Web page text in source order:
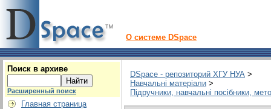
О системе DSpace
Поиск в архиве
Расширенный поиск
Главная страница
DSpace - репозиторий ХГУ НУА >
Навчальні матеріали >
Підручники, навчальні посібники,